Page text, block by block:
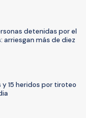
detenidas por el
arriesgan más de diez
15 heridos por tiroteo